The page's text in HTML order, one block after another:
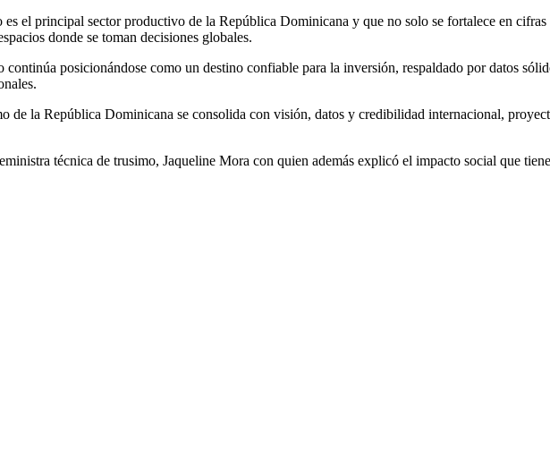
el principal sector productivo de la República Dominicana y que no solo se fortalece en
donde se toman decisiones globales.
posicionándose como un destino confiable para la inversión, respaldado por datos
de la República Dominicana se consolida con visión, datos y credibilidad internacional,
técnica de trusimo, Jaqueline Mora con quien además explicó el impacto social que